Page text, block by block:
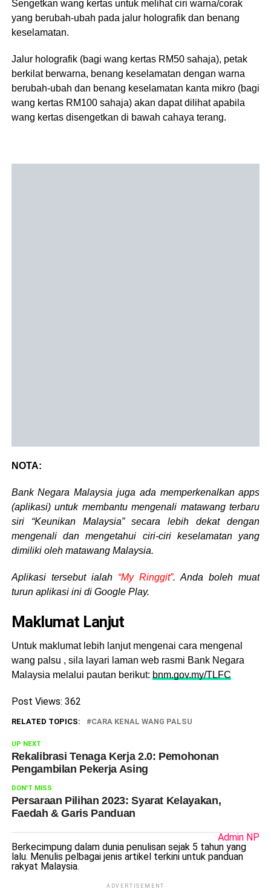
Sengetkan wang kertas untuk melihat ciri warna/corak
yang berubah-ubah pada jalur holografik dan benang
keselamatan.
Jalur holografik (bagi wang kertas RM50 sahaja), petak
berkilat berwarna, benang keselamatan dengan warna
berubah-ubah dan benang keselamatan kanta mikro (bagi
wang kertas RM100 sahaja) akan dapat dilihat apabila
wang kertas disengetkan di bawah cahaya terang.
NOTA:
Bank Negara Malaysia juga ada memperkenalkan apps
(aplikasi) untuk membantu mengenali matawang terbaru
siri “Keunikan Malaysia” secara lebih dekat dengan
mengenali dan mengetahui ciri-ciri keselamatan yang
dimiliki oleh matawang Malaysia.
Aplikasi tersebut ialah “My Ringgit”. Anda boleh muat
turun aplikasi ini di Google Play.
Maklumat Lanjut
Untuk maklumat lebih lanjut mengenai cara mengenal
wang palsu , sila layari laman web rasmi Bank Negara
Malaysia melalui pautan berikut: bnm.gov.my/TLFC
Post Views: 362
RELATED TOPICS: CARA KENAL WANG PALSU
UP NEXT
Rekalibrasi Tenaga Kerja 2.0: Pemohonan
Pengambilan Pekerja Asing
DON'T MISS
Persaraan Pilihan 2023: Syarat Kelayakan,
Faedah & Garis Panduan
Admin NP
Berkecimpung dalam dunia penulisan sejak 5 tahun yang
lalu. Menulis pelbagai jenis artikel terkini untuk panduan
rakyat Malaysia.
ADVERTISEMENT